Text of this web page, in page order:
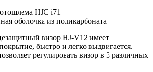
HJC i71
оболочка из поликарбоната
визор HJ-V12 имеет
быстро и легко выдвигается.
регулировать визор в 3 различных